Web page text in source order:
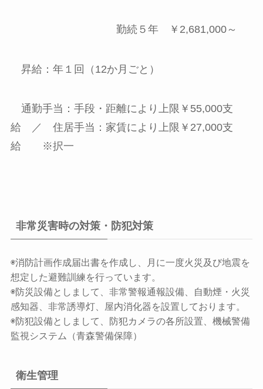
勤続５年 ￥2,681,000～
昇給：年１回（12か月ごと）
通勤手当：手段・距離により上限￥55,000支
給 ／ 住居手当：家賃により上限￥27,000支
給 ※択一
非常災害時の対策・防犯対策
◉消防計画作成届出書を作成し、月に一度火災及び地震を
想定した避難訓練を行っています。
◉防災設備としまして、非常警報通報設備、自動煙・火災
感知器、非常誘導灯、屋内消化器を設置しております。
◉防犯設備としまして、防犯カメラの各所設置、機械警備
監視システム（青森警備保障）
衛生管理